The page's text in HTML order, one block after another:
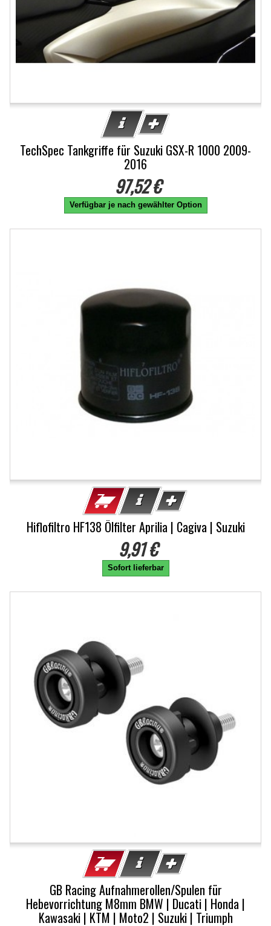
TechSpec Tankgriffe für Suzuki GSX-R 1000 2009-
2016
97,52 €
Verfügbar je nach gewählter Option
Hiflofiltro HF138 Ölfilter Aprilia | Cagiva | Suzuki
9,91 €
Sofort lieferbar
GB Racing Aufnahmerollen/Spulen für
Hebevorrichtung M8mm BMW | Ducati | Honda |
Kawasaki | KTM | Moto2 | Suzuki | Triumph